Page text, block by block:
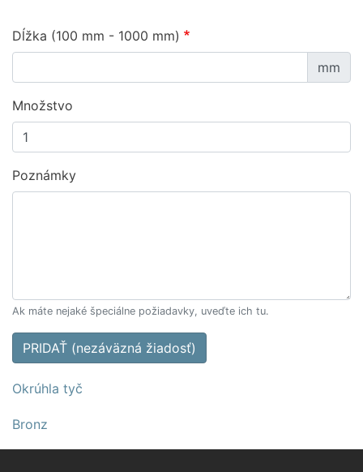
Dĺžka (100 mm - 1000 mm)
mm
Množstvo
Poznámky
Ak máte nejaké špeciálne požiadavky, uveďte ich tu.
PRIDAŤ (nezáväzná žiadosť)
Okrúhla tyč
Bronz